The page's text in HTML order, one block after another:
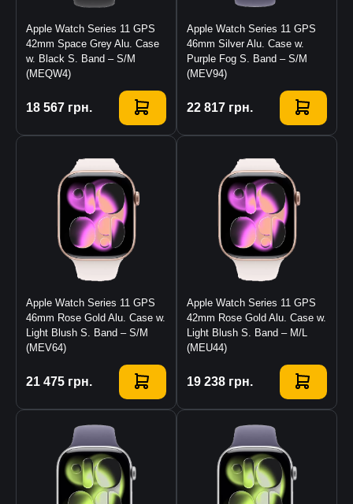
Apple Watch Series 11 GPS
42mm Space Grey Alu. Case
w. Black S. Band – S/M
(MEQW4)
18 567 грн.
Купити
Apple Watch Series 11 GPS
46mm Silver Alu. Case w.
Purple Fog S. Band – S/M
(MEV94)
22 817 грн.
Купити
Apple Watch Series 11 GPS
46mm Rose Gold Alu. Case w.
Light Blush S. Band – S/M
(MEV64)
21 475 грн.
Купити
Apple Watch Series 11 GPS
42mm Rose Gold Alu. Case w.
Light Blush S. Band – M/L
(MEU44)
19 238 грн.
Купити